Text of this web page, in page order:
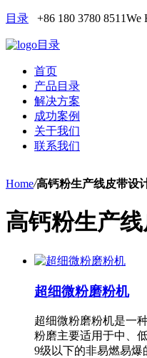
目录 +86 180 3780 8511We
目录
首页
产品目录
解决方案
成功案例
关于我们
联系我们
Home/高钙粉生产线皮带设
高钙粉生产
超细微粉磨粉机
超细微粉磨粉机是一
粉磨主要适用于中、
9级以下的非易燃易爆